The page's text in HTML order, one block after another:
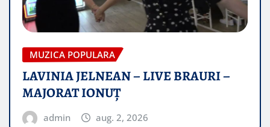
MUZICA POPULARA
LAVINIA JELNEAN – LIVE BRAURI –
MAJORAT IONUŢ
admin aug. 2, 2026